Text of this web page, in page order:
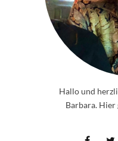
Hallo und
Barbara. Hier